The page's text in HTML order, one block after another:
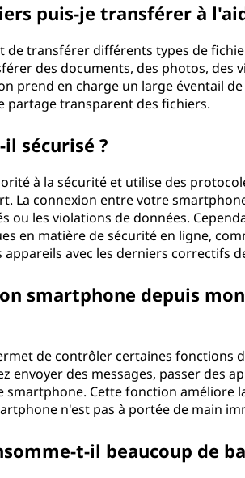
puis-je transférer à
transférer différents types de
des documents, des photos, des
prend en charge un large éventail
partage transparent des fichiers.
sécurisé ?
à la sécurité et utilise des
La connexion entre votre
ou les violations de données.
en matière de sécurité en ligne,
avec les derniers correctifs
smartphone depuis
de contrôler certaines fonctions
envoyer des messages, passer des
smartphone. Cette fonction améliore
n'est pas à portée de main
t-il beaucoup de